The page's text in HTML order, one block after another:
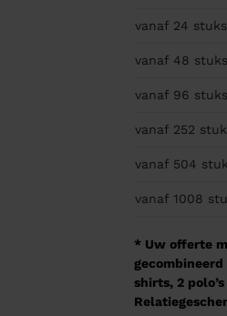
vanaf 24 stuks
vanaf 48 stuks
vanaf 96 stuks
vanaf 252
vanaf 504
vanaf 1008
* Uw offerte
shirts, 2